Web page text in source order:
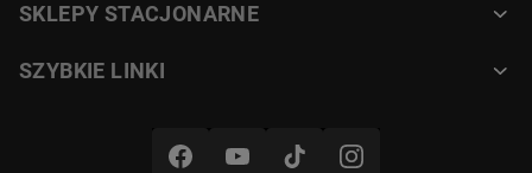
SKLEPY STACJONARNE
SZYBKIE LINKI